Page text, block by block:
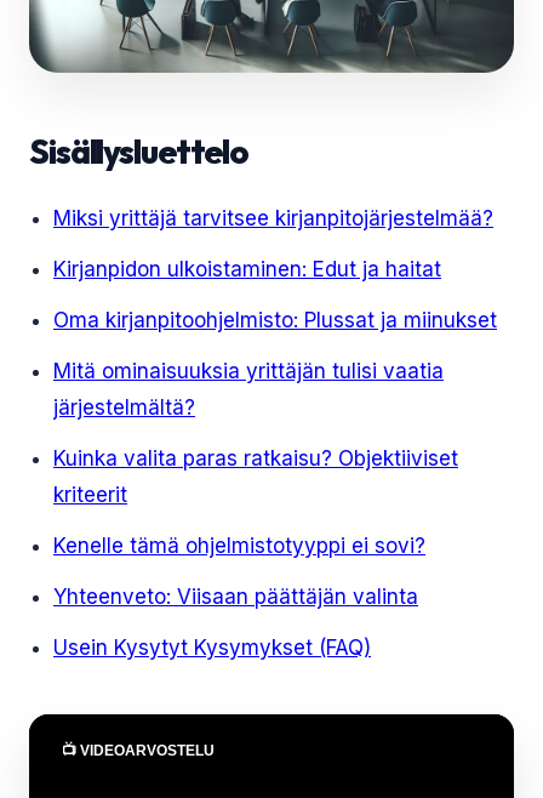
Sisällysluettelo
Miksi yrittäjä tarvitsee kirjanpitojärjestelmää?
Kirjanpidon ulkoistaminen: Edut ja haitat
Oma kirjanpitoohjelmisto: Plussat ja miinukset
Mitä ominaisuuksia yrittäjän tulisi vaatia
järjestelmältä?
Kuinka valita paras ratkaisu? Objektiiviset
kriteerit
Kenelle tämä ohjelmistotyyppi ei sovi?
Yhteenveto: Viisaan päättäjän valinta
Usein Kysytyt Kysymykset (FAQ)
📺 VIDEOARVOSTELU